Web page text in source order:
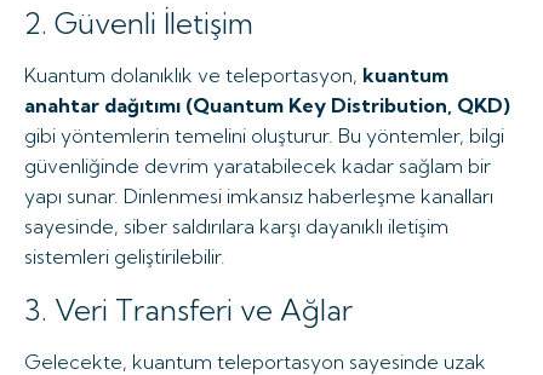
2. Güvenli İletişim
Kuantum dolanıklık ve teleportasyon, kuantum
anahtar dağıtımı (Quantum Key Distribution, QKD)
gibi yöntemlerin temelini oluşturur. Bu yöntemler, bilgi
güvenliğinde devrim yaratabilecek kadar sağlam bir
yapı sunar. Dinlenmesi imkansız haberleşme kanalları
sayesinde, siber saldırılara karşı dayanıklı iletişim
sistemleri geliştirilebilir.
3. Veri Transferi ve Ağlar
Gelecekte, kuantum teleportasyon sayesinde uzak